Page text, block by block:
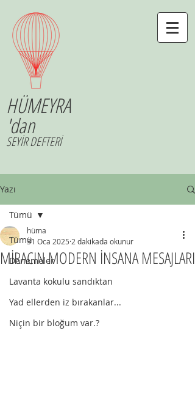
HÜMEYRA
'dan
SEYİR DEFTERİ
Yazı
Tümü
Denemeler
Lavanta kokulu sandıktan
Yad ellerden iz bırakanlar...
Niçin bir bloğum var.?
Tümü
MİRACIN MODERN İNSANA MESAJLARI
hüma
31 Oca 2025 2 dakikada okunur